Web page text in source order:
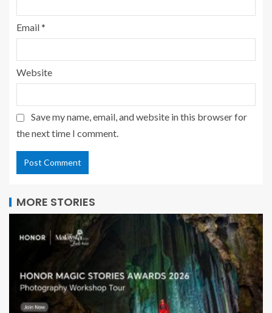
Email*
Website
Save my name, email, and website in this browser for
the next time I comment.
MORE STORIES